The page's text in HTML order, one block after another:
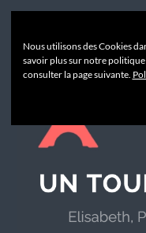
Nous utilisons des Cookies
savoir plus sur notre
consulter la page suivante.